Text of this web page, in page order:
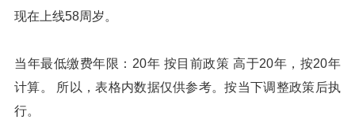
现在上线58周岁。
当年最低缴费年限：20年 按目前政策 高于20年，按20年
计算。 所以，表格内数据仅供参考。按当下调整政策后执
行。